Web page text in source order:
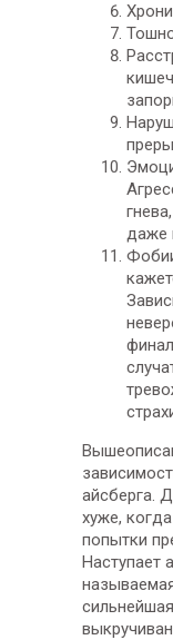
даже
айсберга.
хуже,
попытки
Наступает